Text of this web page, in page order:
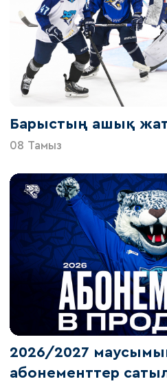
Барыстың ашық
08 Тамыз
2026/2027
абонементтер